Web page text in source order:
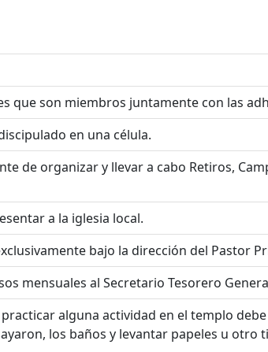
que son miembros juntamente con las
en una célula.
de organizar y llevar a cabo Retiros,
a la iglesia local.
bajo la dirección del Pastor
mensuales al Secretario Tesorero
alguna actividad en el templo
los baños y levantar papeles u otro